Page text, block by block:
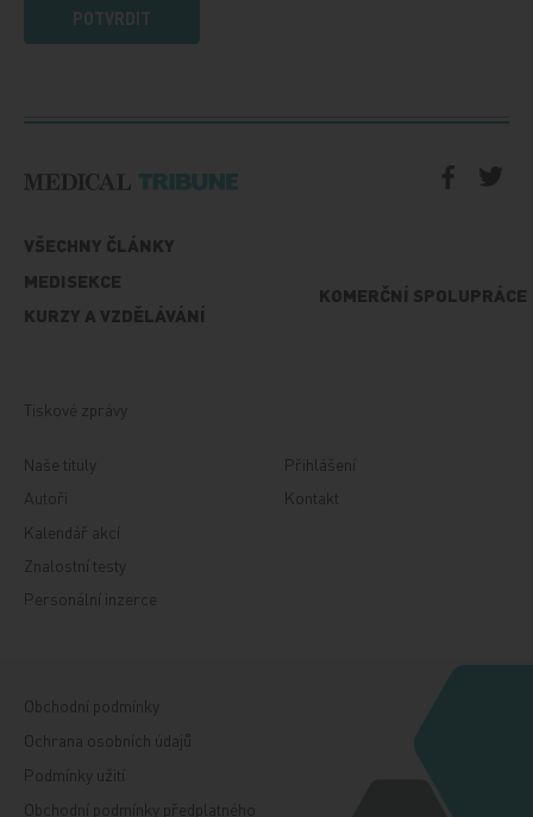
POTVRDIT
VŠECHNY ČLÁNKY
MEDISEKCE
KURZY A VZDĚLÁVÁNÍ
KOMERČNÍ SPOLUPRÁCE
Tiskové zprávy
Naše tituly
Autoři
Kalendář akcí
Znalostní testy
Personální inzerce
Přihlášení
Kontakt
Obchodní podmínky
Ochrana osobních údajů
Podmínky užití
Obchodní podmínky předplatného